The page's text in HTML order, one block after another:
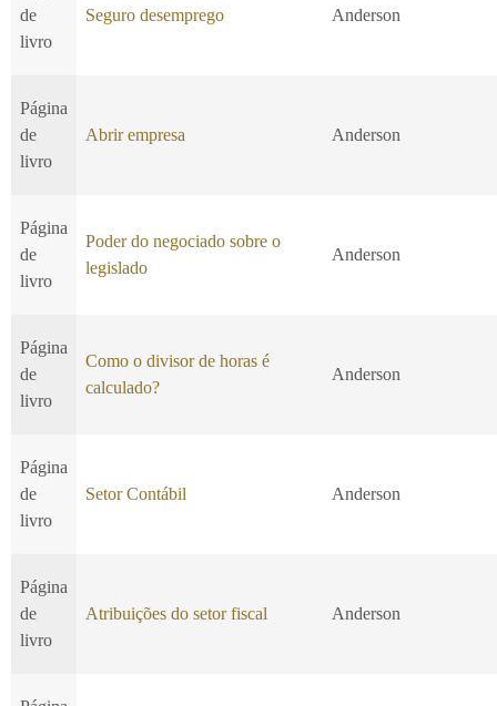
de
livro
Seguro desemprego Anderson
Página
de
livro
Abrir empresa Anderson
Página
de
livro
Poder do negociado sobre o
legislado
Anderson
Página
de
livro
Como o divisor de horas é
calculado?
Anderson
Página
de
livro
Setor Contábil Anderson
Página
de
livro
Atribuições do setor fiscal Anderson